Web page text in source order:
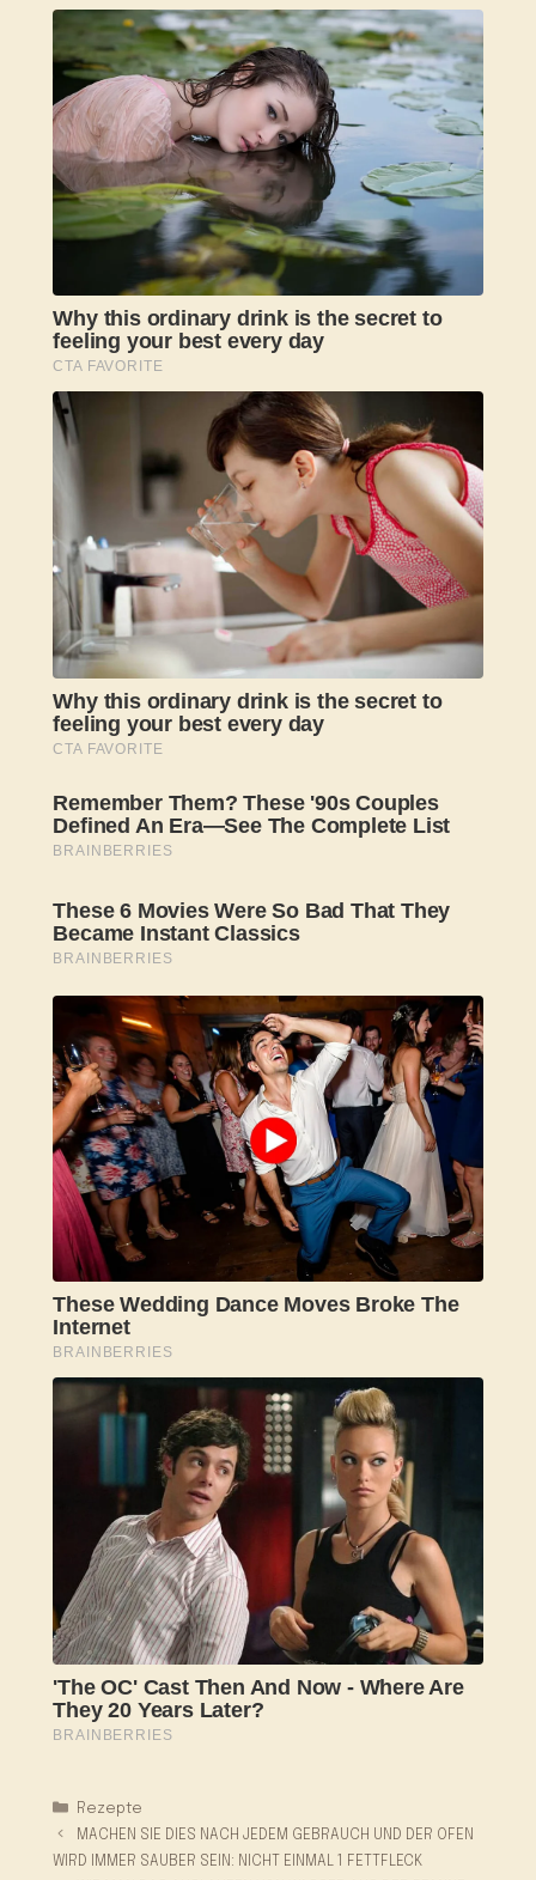
Kategorien
Rezepte
MACHEN SIE DIES NACH JEDEM GEBRAUCH UND DER OFEN
WIRD IMMER SAUBER SEIN: NICHT EINMAL 1 FETTFLECK